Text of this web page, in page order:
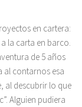
en cartera:
la carta en barco.
de 5 años
al contarnos esa
al descubrir lo que
Alguien pudiera